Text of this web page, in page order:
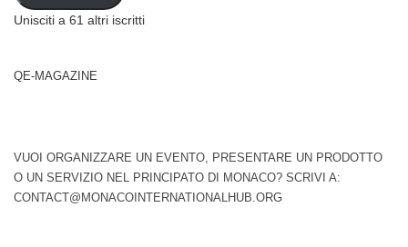
Unisciti a 61 altri iscritti
QE-MAGAZINE
VUOI ORGANIZZARE UN EVENTO, PRESENTARE UN PRODOTTO
O UN SERVIZIO NEL PRINCIPATO DI MONACO? SCRIVI A:
CONTACT@MONACOINTERNATIONALHUB.ORG